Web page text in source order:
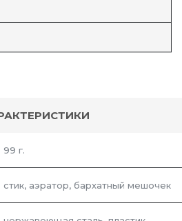
99 г.
стик, аэратор, бархатный мешочек